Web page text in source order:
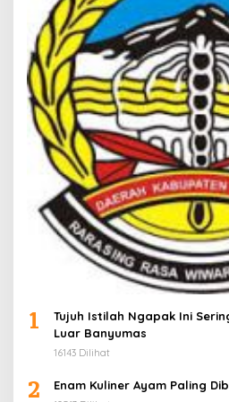
1
Tujuh Istilah Ngapak Ini
Luar Banyumas
16143 Dilihat
2 Enam Kuliner Ayam Paling